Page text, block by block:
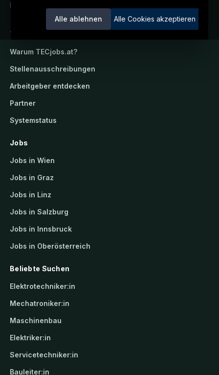
Alle ablehnen Alle Cookies akzeptieren
Ein Service der candidatis GmbH.
TECjobs.at
Warum TECjobs.at?
Stellenausschreibungen
Arbeitgeber entdecken
Partner
Systemstatus
Jobs
Jobs in Wien
Jobs in Graz
Jobs in Linz
Jobs in Salzburg
Jobs in Innsbruck
Jobs in Oberösterreich
Beliebte Suchen
Elektrotechniker:in
Mechatroniker:in
Maschinenbau
Elektriker:in
Servicetechniker:in
Bauleiter:in